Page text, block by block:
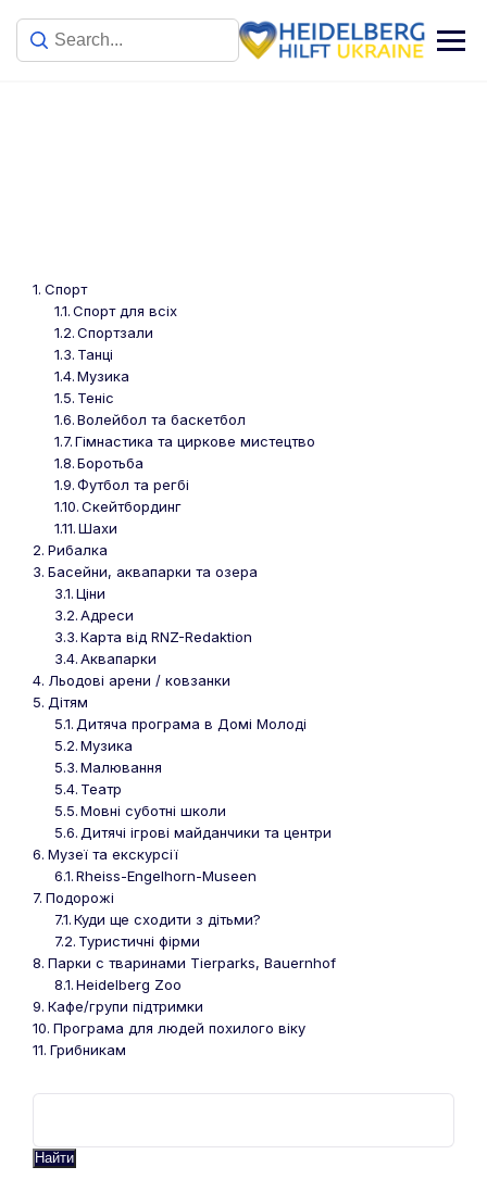
Спорт
Спорт для всіх
Спортзали
Танці
Музика
Теніс
Волейбол та баскетбол
Гімнастика та циркове мистецтво
Боротьба
Футбол та регбі
Скейтбординг
Шахи
Рибалка
Басейни, аквапарки та озера
Ціни
Адреси
Карта від RNZ-Redaktion
Аквапарки
Льодові арени / ковзанки
Дітям
Дитяча програма в Домі Молоді
Музика
Малювання
Театр
Мовні суботні школи
Дитячі ігрові майданчики та центри
Музеї та екскурсії
Rheiss-Engelhorn-Museen
Подорожі
Куди ще сходити з дітьми?
Туристичні фірми
Парки с тваринами Tierparks, Bauernhof
Heidelberg Zoo
Кафе/групи підтримки
Програма для людей похилого віку
Грибникам
Найти